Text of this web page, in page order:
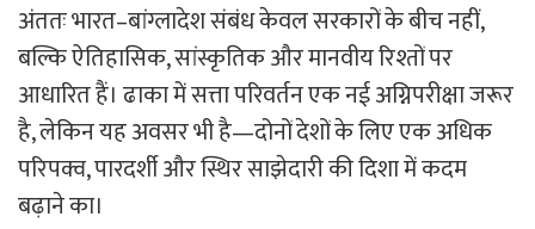
अंततः भारत–बांग्लादेश संबंध केवल सरकारों के बीच नहीं,
बल्कि ऐतिहासिक, सांस्कृतिक और मानवीय रिश्तों पर
आधारित हैं। ढाका में सत्ता परिवर्तन एक नई अग्निपरीक्षा जरूर
है, लेकिन यह अवसर भी है—दोनों देशों के लिए एक अधिक
परिपक्व, पारदर्शी और स्थिर साझेदारी की दिशा में कदम
बढ़ाने का।